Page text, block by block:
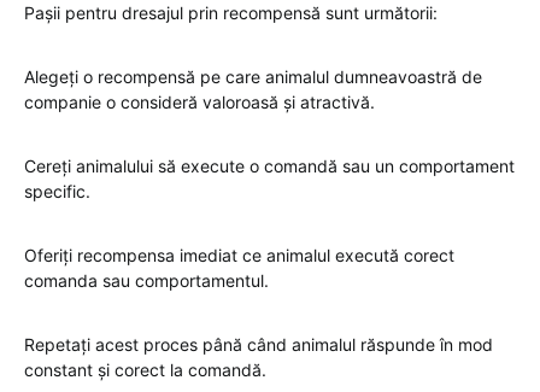
Pașii pentru dresajul prin recompensă sunt următorii:
Alegeți o recompensă pe care animalul dumneavoastră de
companie o consideră valoroasă și atractivă.
Cereți animalului să execute o comandă sau un comportament
specific.
Oferiți recompensa imediat ce animalul execută corect
comanda sau comportamentul.
Repetați acest proces până când animalul răspunde în mod
constant și corect la comandă.